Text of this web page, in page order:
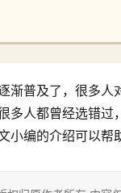
渐普及了，很多人
多人都曾经选错
小编的介绍可以帮